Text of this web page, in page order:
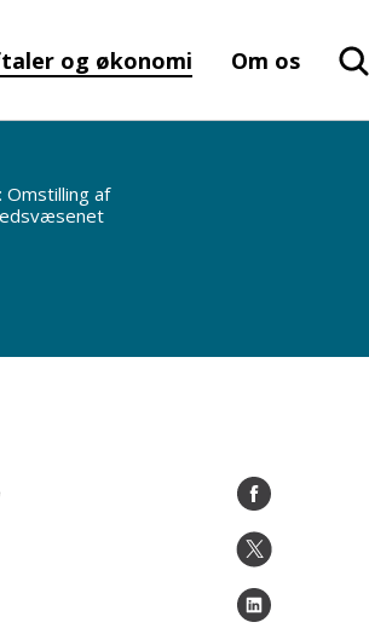
og økonomi Om os
Omstilling af